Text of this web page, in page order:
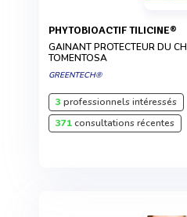
PHYTOBIOACTIF TILICINE®
GAINANT PROTECTEUR DU
TOMENTOSA
GREENTECH®
3 professionnels intéressés
371consultations récentes